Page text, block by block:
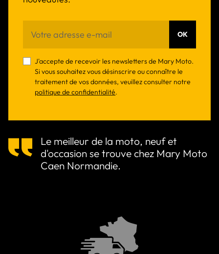
OK
J'accepte de recevoir les newsletters de Mary Moto.
Si vous souhaitez vous désinscrire ou connaître le
traitement de vos données, veuillez consulter notre
politique de confidentialité.
Le meilleur de la moto, neuf et
d'occasion se trouve chez Mary Moto
Caen Normandie.